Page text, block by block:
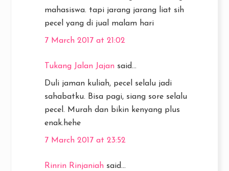
mahasiswa. tapi jarang jarang liat sih
pecel yang di jual malam hari
7 March 2017 at 21:02
Tukang Jalan Jajan said...
Duli jaman kuliah, pecel selalu jadi
sahabatku. Bisa pagi, siang sore selalu
pecel. Murah dan bikin kenyang plus
enak.hehe
7 March 2017 at 23:52
Rinrin Rinjaniah said...